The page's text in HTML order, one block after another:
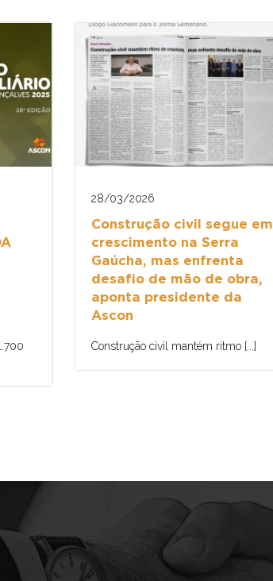
28/03/2026
Construção civil segue em
crescimento na Serra
Gaúcha, mas enfrenta
desafio de mão de obra,
aponta presidente da
Ascon
Construção civil mantém ritmo [...]